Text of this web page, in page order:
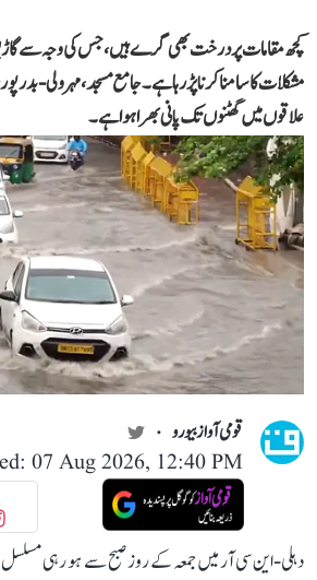
کچھ مقامات پر درخت بھی گرے ہیں، جس کی وجہ سے
مشکلات کا سامنا کرنا پڑ رہا ہے۔ جامع مسجد، مہرولی-
علاقوں میں گھٹنوں تک پانی بھرا ہوا ہے۔
قومی آواز بیورو
07 Aug 2026, 12:40 PM
دہلی-این سی آر میں جمعہ کے روز صبح سے ہو رہی